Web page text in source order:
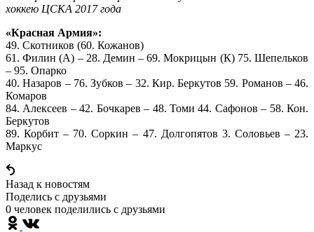
хоккею ЦСКА 2017 года
«Красная Армия»:
49. Скотников (60. Кожанов)
61. Филин (А) – 28. Демин – 69. Мокрицын (К) 75. Шепельков
– 95. Опарко
40. Назаров – 76. Зубков – 32. Кир. Беркутов 59. Романов – 46.
Комаров
84. Алексеев – 42. Бочкарев – 48. Томи 44. Сафонов – 58. Кон.
Беркутов
89. Корбит – 70. Соркин – 47. Долгопятов 3. Соловьев – 23.
Маркус
Назад к новостям
Поделись c друзьями
0 человек поделились c друзьями